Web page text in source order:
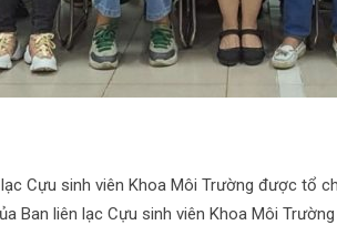
Cựu sinh viên Khoa Môi Trường được
Ban liên lạc Cựu sinh viên Khoa Môi